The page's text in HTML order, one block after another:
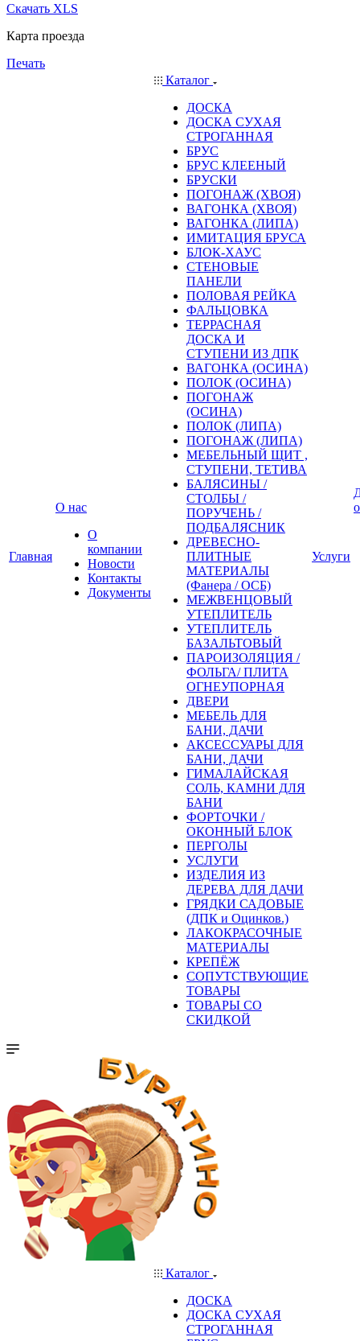
Скачать XLS
Карта проезда
Печать
Главная
О нас
О
компании
Новости
Контакты
Документы
Каталог
ДОСКА
ДОСКА СУХАЯ
СТРОГАННАЯ
БРУС
БРУС КЛЕЕНЫЙ
БРУСКИ
ПОГОНАЖ (ХВОЯ)
ВАГОНКА (ХВОЯ)
ВАГОНКА (ЛИПА)
ИМИТАЦИЯ БРУСА
БЛОК-ХАУС
СТЕНОВЫЕ
ПАНЕЛИ
ПОЛОВАЯ РЕЙКА
ФАЛЬЦОВКА
ТЕРРАСНАЯ
ДОСКА И
СТУПЕНИ ИЗ ДПК
ВАГОНКА (ОСИНА)
ПОЛОК (ОСИНА)
ПОГОНАЖ
(ОСИНА)
ПОЛОК (ЛИПА)
ПОГОНАЖ (ЛИПА)
МЕБЕЛЬНЫЙ ЩИТ ,
СТУПЕНИ, ТЕТИВА
БАЛЯСИНЫ /
СТОЛБЫ /
ПОРУЧЕНЬ /
ПОДБАЛЯСНИК
ДРЕВЕСНО-
ПЛИТНЫЕ
МАТЕРИАЛЫ
(Фанера / ОСБ)
МЕЖВЕНЦОВЫЙ
УТЕПЛИТЕЛЬ
УТЕПЛИТЕЛЬ
БАЗАЛЬТОВЫЙ
ПАРОИЗОЛЯЦИЯ /
ФОЛЬГА/ ПЛИТА
ОГНЕУПОРНАЯ
ДВЕРИ
МЕБЕЛЬ ДЛЯ
БАНИ, ДАЧИ
АКСЕССУАРЫ ДЛЯ
БАНИ, ДАЧИ
ГИМАЛАЙСКАЯ
СОЛЬ, КАМНИ ДЛЯ
БАНИ
ФОРТОЧКИ /
ОКОННЫЙ БЛОК
ПЕРГОЛЫ
УСЛУГИ
ИЗДЕЛИЯ ИЗ
ДЕРЕВА ДЛЯ ДАЧИ
ГРЯДКИ САДОВЫЕ
(ДПК и Оцинков.)
ЛАКОКРАСОЧНЫЕ
МАТЕРИАЛЫ
КРЕПЁЖ
СОПУТСТВУЮЩИЕ
ТОВАРЫ
ТОВАРЫ СО
СКИДКОЙ
Услуги
Каталог
ДОСКА
ДОСКА СУХАЯ
СТРОГАННАЯ